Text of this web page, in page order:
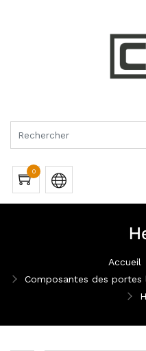
0
Accueil
Composantes des portes